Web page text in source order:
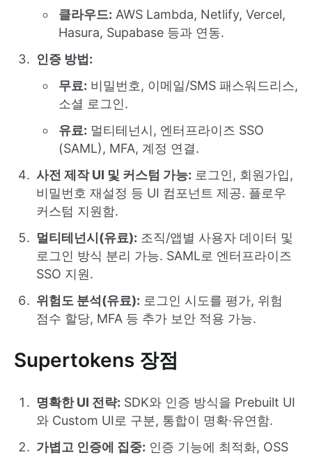
클라우드: AWS Lambda, Netlify, Vercel,
Hasura, Supabase 등과 연동.
인증 방법:
무료: 비밀번호, 이메일/SMS 패스워드리스,
소셜 로그인.
유료: 멀티테넌시, 엔터프라이즈 SSO
(SAML), MFA, 계정 연결.
사전 제작 UI 및 커스텀 가능: 로그인, 회원가입,
비밀번호 재설정 등 UI 컴포넌트 제공. 플로우
커스텀 지원함.
멀티테넌시(유료): 조직/앱별 사용자 데이터 및
로그인 방식 분리 가능. SAML로 엔터프라이즈
SSO 지원.
위험도 분석(유료): 로그인 시도를 평가, 위험
점수 할당, MFA 등 추가 보안 적용 가능.
Supertokens 장점
명확한 UI 전략: SDK와 인증 방식을 Prebuilt UI
와 Custom UI로 구분, 통합이 명확·유연함.
가볍고 인증에 집중: 인증 기능에 최적화, OSS